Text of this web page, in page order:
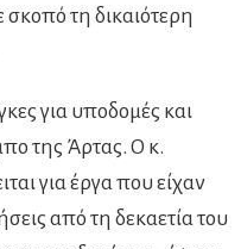
σκοπό τη δικαιότερη
για υποδομές και
της Άρτας. Ο κ.
για έργα που είχαν
από τη δεκαετία του